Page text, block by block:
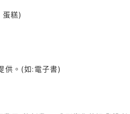
蛋糕)
供。(如:電子書)